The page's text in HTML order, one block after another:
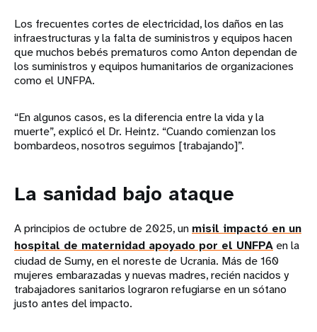
Los frecuentes cortes de electricidad, los daños en las
infraestructuras y la falta de suministros y equipos hacen
que muchos bebés prematuros como Anton dependan de
los suministros y equipos humanitarios de organizaciones
como el UNFPA.
“En algunos casos, es la diferencia entre la vida y la
muerte”, explicó el Dr. Heintz. “Cuando comienzan los
bombardeos, nosotros seguimos [trabajando]”.
La sanidad bajo ataque
A principios de octubre de 2025, un misil impactó en un
hospital de maternidad apoyado por el UNFPA en la
ciudad de Sumy, en el noreste de Ucrania. Más de 160
mujeres embarazadas y nuevas madres, recién nacidos y
trabajadores sanitarios lograron refugiarse en un sótano
justo antes del impacto.